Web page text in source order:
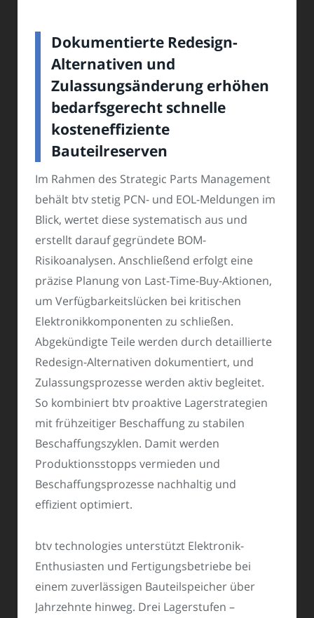
Dokumentierte Redesign-
Alternativen und
Zulassungsänderung erhöhen
bedarfsgerecht schnelle
kosteneffiziente
Bauteilreserven
Im Rahmen des Strategic Parts Management
behält btv stetig PCN- und EOL-Meldungen im
Blick, wertet diese systematisch aus und
erstellt darauf gegründete BOM-
Risikoanalysen. Anschließend erfolgt eine
präzise Planung von Last-Time-Buy-Aktionen,
um Verfügbarkeitslücken bei kritischen
Elektronikkomponenten zu schließen.
Abgekündigte Teile werden durch detaillierte
Redesign-Alternativen dokumentiert, und
Zulassungsprozesse werden aktiv begleitet.
So kombiniert btv proaktive Lagerstrategien
mit frühzeitiger Beschaffung zu stabilen
Beschaffungszyklen. Damit werden
Produktionsstopps vermieden und
Beschaffungsprozesse nachhaltig und
effizient optimiert.
btv technologies unterstützt Elektronik-
Enthusiasten und Fertigungsbetriebe bei
einem zuverlässigen Bauteilspeicher über
Jahrzehnte hinweg. Drei Lagerstufen –